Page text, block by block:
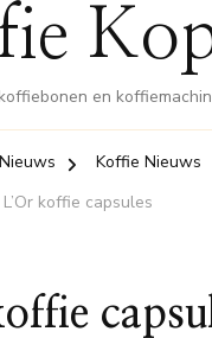
en
Koffie Nieuws
L’Or koffie capsules